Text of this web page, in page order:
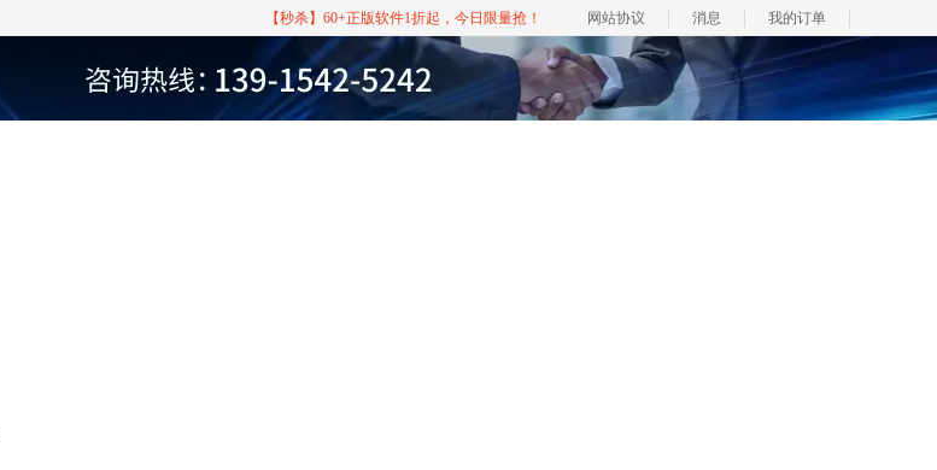
【秒杀】60+正版软件1折起，今日限量抢！ 网站协议 消息 我的订单